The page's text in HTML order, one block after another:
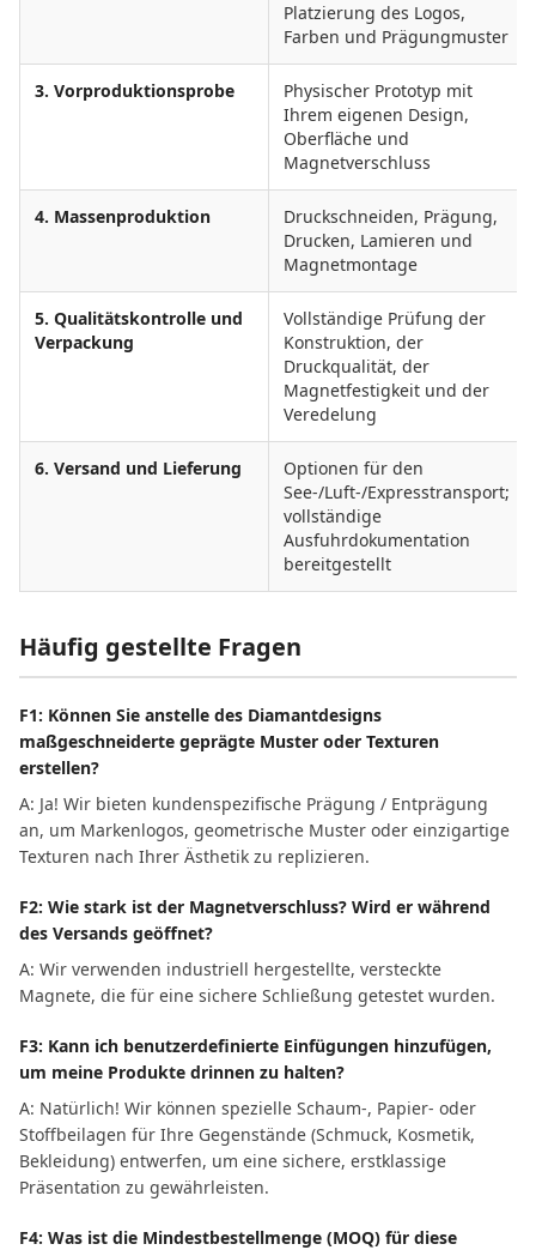
Platzierung des Logos,
Farben und Prägungmuster
3. Vorproduktionsprobe
Physischer Prototyp mit
Ihrem eigenen Design,
Oberfläche und
Magnetverschluss
4. Massenproduktion
Druckschneiden, Prägung,
Drucken, Lamieren und
Magnetmontage
5. Qualitätskontrolle und
Verpackung
Vollständige Prüfung der
Konstruktion, der
Druckqualität, der
Magnetfestigkeit und der
Veredelung
6. Versand und Lieferung
Optionen für den
See-/Luft-/Expresstransport;
vollständige
Ausfuhrdokumentation
bereitgestellt
Häufig gestellte Fragen
F1: Können Sie anstelle des Diamantdesigns
maßgeschneiderte geprägte Muster oder Texturen
erstellen?
A: Ja! Wir bieten kundenspezifische Prägung / Entprägung
an, um Markenlogos, geometrische Muster oder einzigartige
Texturen nach Ihrer Ästhetik zu replizieren.
F2: Wie stark ist der Magnetverschluss? Wird er während
des Versands geöffnet?
A: Wir verwenden industriell hergestellte, versteckte
Magnete, die für eine sichere Schließung getestet wurden.
F3: Kann ich benutzerdefinierte Einfügungen hinzufügen,
um meine Produkte drinnen zu halten?
A: Natürlich! Wir können spezielle Schaum-, Papier- oder
Stoffbeilagen für Ihre Gegenstände (Schmuck, Kosmetik,
Bekleidung) entwerfen, um eine sichere, erstklassige
Präsentation zu gewährleisten.
F4: Was ist die Mindestbestellmenge (MOQ) für diese